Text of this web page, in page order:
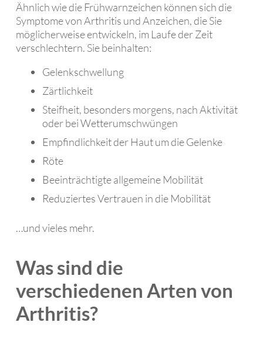
Ähnlich wie die Frühwarnzeichen können sich die
Symptome von Arthritis und Anzeichen, die Sie
möglicherweise entwickeln, im Laufe der Zeit
verschlechtern. Sie beinhalten:
Gelenkschwellung
Zärtlichkeit
Steifheit, besonders morgens, nach Aktivität
oder bei Wetterumschwüngen
Empfindlichkeit der Haut um die Gelenke
Röte
Beeinträchtigte allgemeine Mobilität
Reduziertes Vertrauen in die Mobilität
…und vieles mehr.
Was sind die
verschiedenen Arten von
Arthritis?